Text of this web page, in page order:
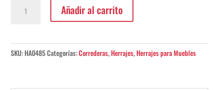
Telescopica
400mm
Añadir al carrito
SKU:HA0485Categorías:Correderas,Herrajes,Herrajes para Muebles